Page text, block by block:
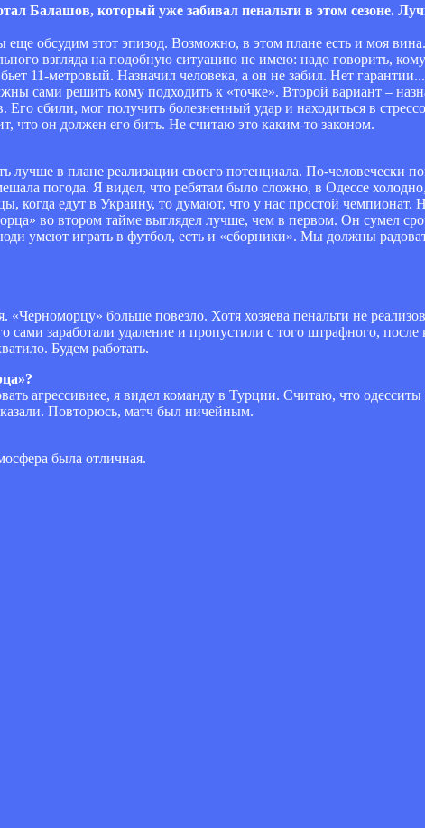
Балашов, который уже забивал пенальти в этом сезоне.
еще обсудим этот эпизод. Возможно, в этом плане есть и моя
взгляда на подобную ситуацию не имею: надо говорить,
11-метровый. Назначил человека, а он не забил. Нет
сами решить кому подходить к «точке». Второй вариант –
сбили, мог получить болезненный удар и находиться в
что он должен его бить. Не считаю это каким-то законом.
в плане реализации своего потенциала. По-человечески
погода. Я видел, что ребятам было сложно, в Одессе
когда едут в Украину, то думают, что у нас простой чемпионат.
во втором тайме выглядел лучше, чем в первом. Он сумел
умеют играть в футбол, есть и «сборники». Мы должны
больше повезло. Хотя хозяева пенальти не
заработали удаление и пропустили с того штрафного, после
Будем работать.
агрессивнее, я видел команду в Турции. Считаю, что
Повторюсь, матч был ничейным.
была отличная.